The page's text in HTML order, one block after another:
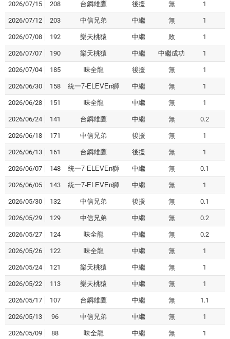
2026/07/15 208 台鋼雄鷹 後援 無 1
2026/07/12 203 中信兄弟 中繼 無 1
2026/07/08 192 樂天桃猿 中繼 敗 1
2026/07/07 190 樂天桃猿 中繼 中繼成功 1
2026/07/04 185 味全龍 後援 無 1
2026/06/30 158 統一7-ELEVEn獅 中繼 無 1
2026/06/28 151 味全龍 中繼 無 1
2026/06/24 141 台鋼雄鷹 中繼 無 0.2
2026/06/18 171 中信兄弟 後援 無 1
2026/06/13 161 台鋼雄鷹 後援 無 1
2026/06/07 148 統一7-ELEVEn獅 中繼 無 0.1
2026/06/05 143 統一7-ELEVEn獅 中繼 無 1
2026/05/30 132 中信兄弟 後援 無 0.1
2026/05/29 129 中信兄弟 中繼 無 0.2
2026/05/27 124 味全龍 中繼 無 0.2
2026/05/26 122 味全龍 中繼 無 1
2026/05/24 121 樂天桃猿 中繼 無 1
2026/05/22 113 樂天桃猿 中繼 無 1
2026/05/17 107 台鋼雄鷹 中繼 無 1.1
2026/05/13 96 中信兄弟 中繼 無 1
2026/05/09 88 味全龍 中繼 無 1